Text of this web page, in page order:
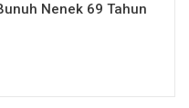
Nenek 69 Tahun